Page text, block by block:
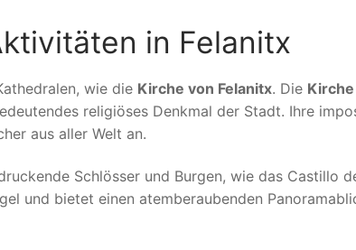
in Felanitx
wie die Kirche von Felanitx. Die
religiöses Denkmal der Stadt. Ihre
aus aller Welt an.
Schlösser und Burgen, wie das Castillo
und bietet einen atemberaubenden